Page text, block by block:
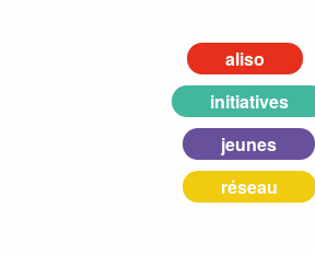
aliso
initiatives
jeunes
réseau